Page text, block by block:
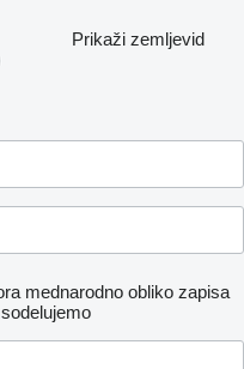
Prikaži zemljevid
mednarodno obliko zapisa